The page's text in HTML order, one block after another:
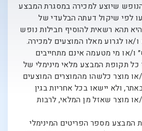
הנופש שיוצע למכירה במסגרת המבצע
לפי שיקול דעתה הבלעדי של
תהא רשאית להוסיף חבילות נופש
או לגרוע מאלו המוצעים למכירה.
ו/או מי מטעמה אינם מתחייבים
תקופת המבצע מלאי מינימלי של
או מוצר כלשהו מהמוצרים המוצעים
ולא יישאו בכל אחריות בגין
מוצר שאזל מן המלאי, לרבות
המבצע מספר הפריטים המינימלי